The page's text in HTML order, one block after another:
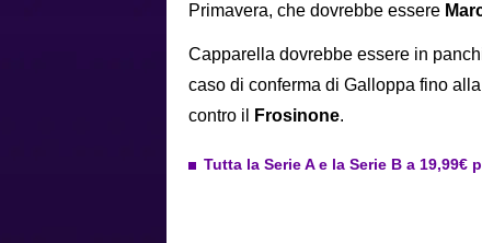
Primavera, che dovrebbe essere
Capparella dovrebbe essere in
caso di conferma di Galloppa fino
contro il
Frosinone.
Tutta la Serie A e la Serie B a 19,99€